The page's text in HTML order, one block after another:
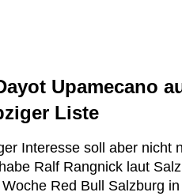
Upamecano
Liste
Interesse soll aber nicht
Ralf Rangnick laut
Red Bull Salzburg